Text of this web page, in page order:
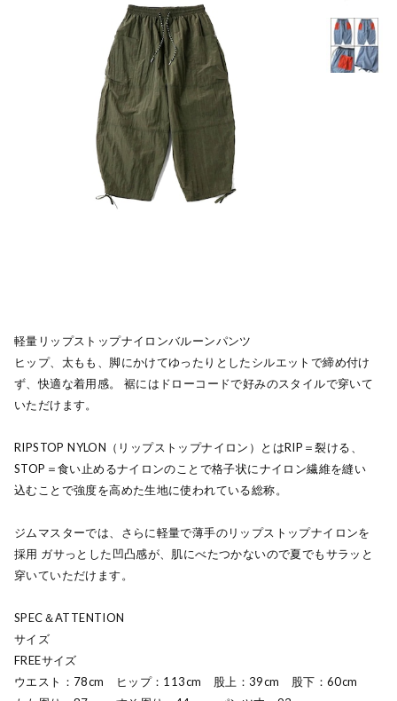
軽量リップストップナイロンバルーンパンツ
ヒップ、太もも、脚にかけてゆったりとしたシルエットで締め付け
ず、快適な着用感。 裾にはドローコードで好みのスタイルで穿いて
いただけます。
RIPSTOP NYLON（リップストップナイロン）とはRIP＝裂ける、
STOP＝食い止めるナイロンのことで格子状にナイロン繊維を縫い
込むことで強度を高めた生地に使われている総称。
ジムマスターでは、さらに軽量で薄手のリップストップナイロンを
採用 ガサっとした凹凸感が、肌にべたつかないので夏でもサラッと
穿いていただけます。
SPEC＆ATTENTION
サイズ
FREEサイズ
ウエスト：78cm ヒップ：113cm 股上：39cm 股下：60cm